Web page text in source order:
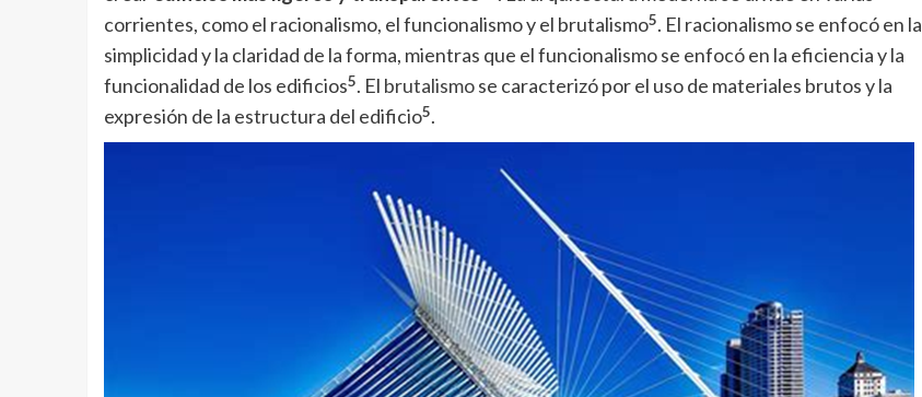
corrientes, como el racionalismo, el funcionalismo y el brutalismo5. El racionalismo se enfocó en la
simplicidad y la claridad de la forma, mientras que el funcionalismo se enfocó en la eficiencia y la
funcionalidad de los edificios5. El brutalismose caracterizó por el uso de materiales brutos y la
expresión de la estructura del edificio5.